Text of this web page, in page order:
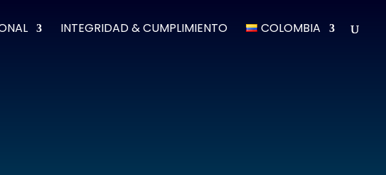
INTEGRIDAD & CUMPLIMIENTO COLOMBIA